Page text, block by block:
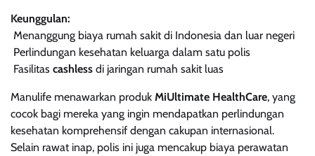
Keunggulan:
Menanggung biaya rumah sakit di Indonesia dan luar negeri
Perlindungan kesehatan keluarga dalam satu polis
Fasilitas cashless di jaringan rumah sakit luas
Manulife menawarkan produk MiUltimate HealthCare, yang
cocok bagi mereka yang ingin mendapatkan perlindungan
kesehatan komprehensif dengan cakupan internasional.
Selain rawat inap, polis ini juga mencakup biaya perawatan